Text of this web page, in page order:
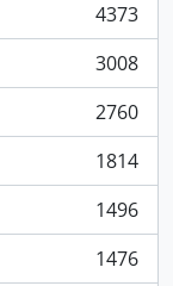
4373
3008
2760
1814
1496
1476